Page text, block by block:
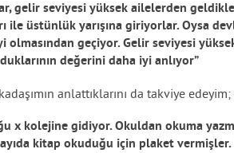
gelir seviyesi yüksek ailelerden
ile üstünlük yarışına giriyorlar. Oysa
olmasından geçiyor. Gelir seviyesi
değerini daha iyi anlıyor”
anlattıklarını da takviye edeyim;
x kolejine gidiyor. Okuldan okuma
kitap okuduğu için plaket